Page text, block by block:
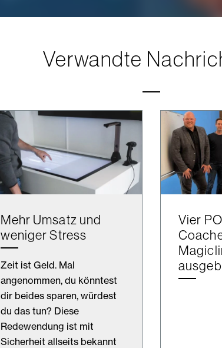
Verwandte
Mehr Umsatz und
weniger Stress
Zeit ist Geld. Mal
angenommen, du könntest
dir beides sparen, würdest
du das tun? Diese
Redewendung ist mit
Sicherheit allseits bekannt
Vier